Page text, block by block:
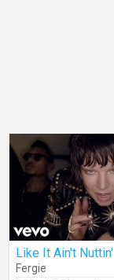
Like It Ain't Nuttin'
Fergie